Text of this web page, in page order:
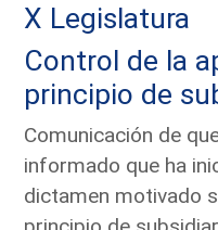
X Legislatura
Control de la
principio de
Comunicación de
informado que ha
dictamen motivado